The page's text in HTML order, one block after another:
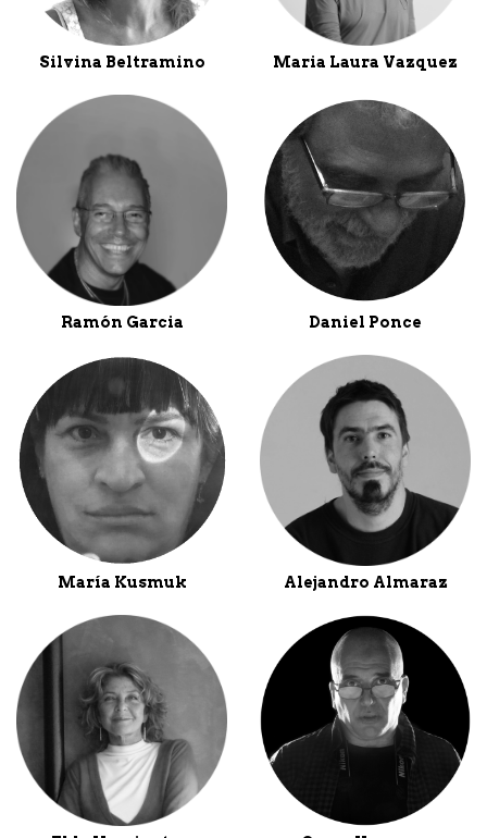
Silvina Beltramino Maria Laura Vazquez
Ramón Garcia Daniel Ponce
María Kusmuk Alejandro Almaraz